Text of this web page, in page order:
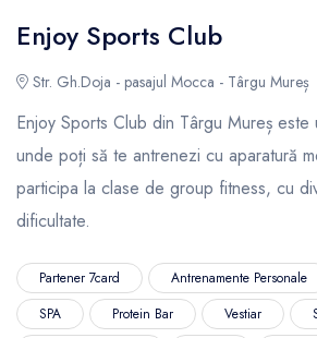
Enjoy Sports Club
Str. Gh.Doja - pasajul Mocca - Târgu Mureș
Enjoy Sports Club din Târgu Mureș
unde poți să te antrenezi cu aparatură
participa la clase de group fitness, cu
dificultate.
Partener 7card Antrenamente Personale
SPA
Protein Bar Vestiar